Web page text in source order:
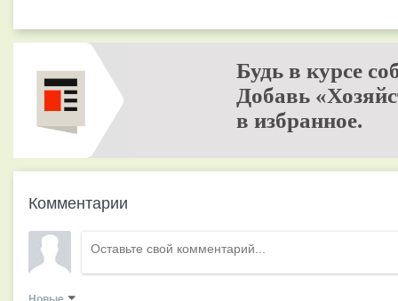
Будь в курсе
Добавь
в избранное.
Комментарии